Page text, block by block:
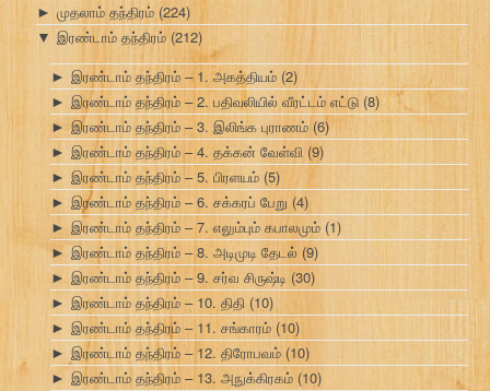
► முதலாம் தந்திரம் (224)
▼ இரண்டாம் தந்திரம்(212)
► இரண்டாம் தந்திரம் – 1. அகத்தியம் (2)
► இரண்டாம் தந்திரம் – 2. பதிவலியில் வீரட்டம் எட்டு (8)
► இரண்டாம் தந்திரம் – 3. இலிங்க புராணம் (6)
► இரண்டாம் தந்திரம் – 4. தக்கன் வேள்வி (9)
► இரண்டாம் தந்திரம் – 5. பிரளயம் (5)
► இரண்டாம் தந்திரம் – 6. சக்கரப் பேறு (4)
► இரண்டாம் தந்திரம் – 7. எலும்பும் கபாலமும் (1)
► இரண்டாம் தந்திரம் – 8. அடிமுடி தேடல் (9)
► இரண்டாம் தந்திரம் – 9. சர்வ சிருஷ்டி (30)
► இரண்டாம் தந்திரம் – 10. திதி (10)
► இரண்டாம் தந்திரம் – 11. சங்காரம் (10)
► இரண்டாம் தந்திரம் – 12. திரோபவம் (10)
► இரண்டாம் தந்திரம் – 13. அநுக்கிரகம் (10)